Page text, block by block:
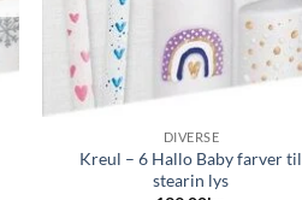
DIVERSE
Kreul – 6 Hallo Baby farver til
stearin lys